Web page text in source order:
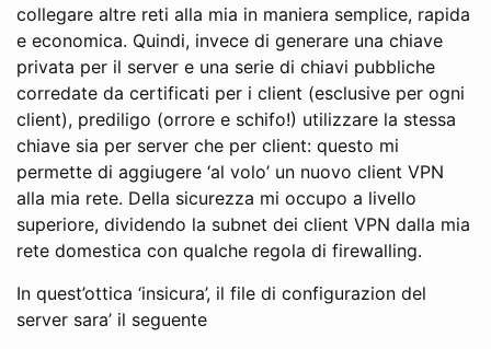
collegare altre reti alla mia in maniera semplice, rapida
e economica. Quindi, invece di generare una chiave
privata per il server e una serie di chiavi pubbliche
corredate da certificati per i client (esclusive per ogni
client), prediligo (orrore e schifo!) utilizzare la stessa
chiave sia per server che per client: questo mi
permette di aggiugere ‘al volo’ un nuovo client VPN
alla mia rete. Della sicurezza mi occupo a livello
superiore, dividendo la subnet dei client VPN dalla mia
rete domestica con qualche regola di firewalling.
In quest’ottica ‘insicura’, il file di configurazion del
server sara’ il seguente